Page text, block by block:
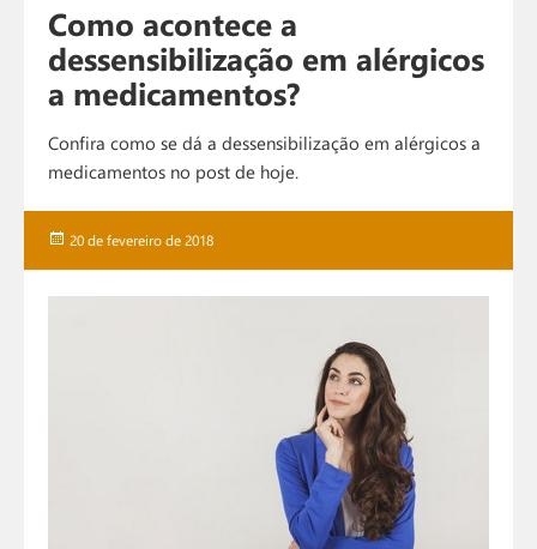
Como acontece a
dessensibilização em alérgicos
a medicamentos?
Confira como se dá a dessensibilização em alérgicos a
medicamentos no post de hoje.
Publicado
20 de fevereiro de 2018